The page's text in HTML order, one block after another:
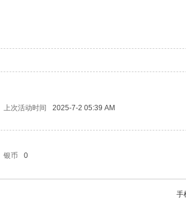
上次活动时间
2025-7-2 05:39 AM
银币 0
手